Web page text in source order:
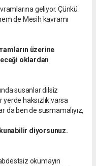
geliyor. Çünkü
de Mesih kavramı
üzerine
oklardan
susanlar dilsiz
haksızlık varsa
da ben de susmamalıyız,
diyorsunuz.
okumayın